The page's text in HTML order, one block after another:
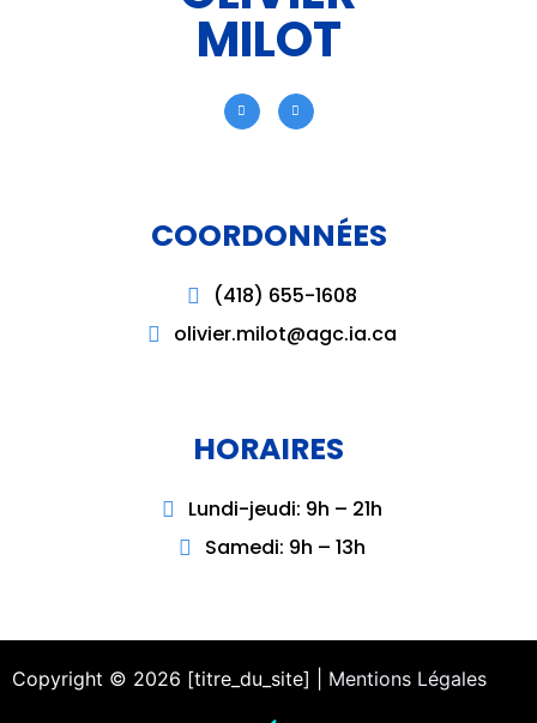
MILOT
COORDONNÉES
(418) 655-1608
olivier.milot@agc.ia.ca
HORAIRES
Lundi-jeudi: 9h – 21h
Samedi: 9h – 13h
Copyright © 2026 [titre_du_site] | Mentions Légales